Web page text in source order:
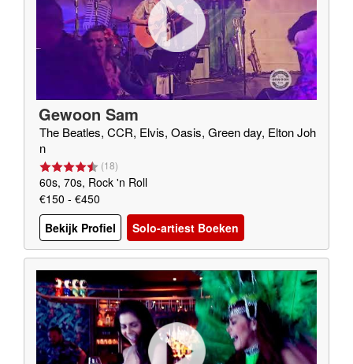
Gewoon Sam
The Beatles, CCR, Elvis, Oasis, Green day, Elton Joh
n
(18)
60s, 70s, Rock 'n Roll
€150 - €450
Bekijk Profiel
Solo-artiest Boeken